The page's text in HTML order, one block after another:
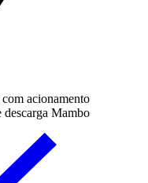
com acionamento
descarga Mambo